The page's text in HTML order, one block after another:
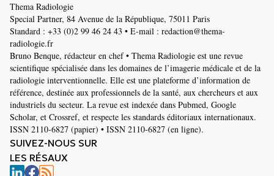
Thema Radiologie
Special Partner, 84 Avenue de la République, 75011 Paris
Standard : +33 (0)2 99 46 24 43 • E-mail : redaction@thema-
radiologie.fr
Bruno Benque, rédacteur en chef • Thema Radiologie est une revue
scientifique spécialisée dans les domaines de l’imagerie médicale et de la
radiologie interventionnelle. Elle est une plateforme d’information de
référence, destinée aux professionnels de la santé, aux chercheurs et aux
industriels du secteur. La revue est indexée dans Pubmed, Google
Scholar, et Crossref, et respecte les standards éditoriaux internationaux.
ISSN 2110-6827 (papier) • ISSN 2110-6827 (en ligne).
SUIVEZ-NOUS SUR
LES RÉSAUX